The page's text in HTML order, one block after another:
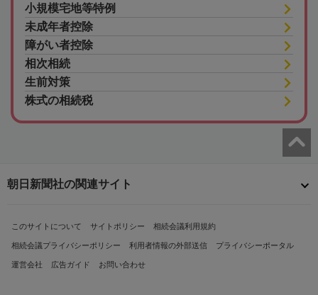
小規模宅地等特例
未成年者控除
障がい者控除
相次相続
生前対策
株式の相続税
朝日新聞社の関連サイト
このサイトについて サイトポリシー 相続会議利用規約
相続会議プライバシーポリシー 利用者情報の外部送信 プライバシーポータル
運営会社 広告ガイド お問い合わせ